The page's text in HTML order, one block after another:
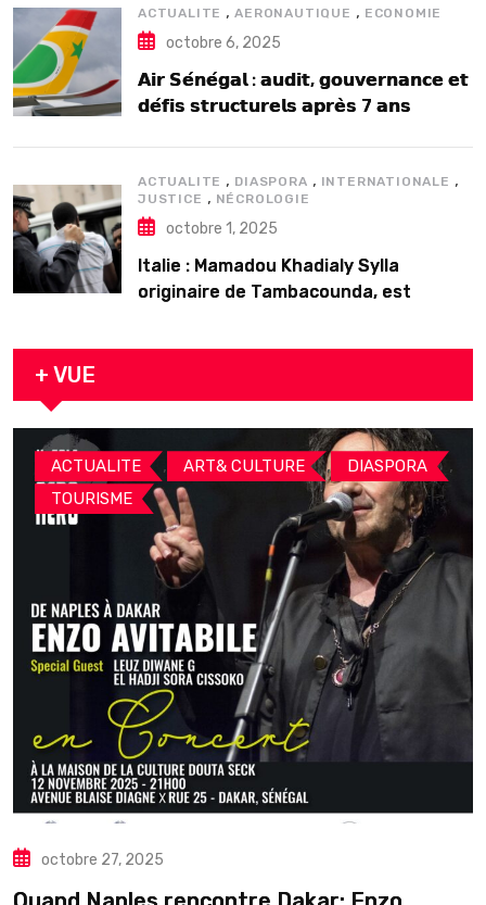
ACTUALITE ,AERONAUTIQUE , ECONOMIE
octobre 6, 2025
𝗔𝗶𝗿 𝗦𝗲́𝗻𝗲́𝗴𝗮𝗹 : 𝗮𝘂𝗱𝗶𝘁, 𝗴𝗼𝘂𝘃𝗲𝗿𝗻𝗮𝗻𝗰𝗲 𝗲𝘁
𝗱𝗲́𝗳𝗶𝘀 𝘀𝘁𝗿𝘂𝗰𝘁𝘂𝗿𝗲𝗹𝘀 𝗮𝗽𝗿𝗲̀𝘀 7 𝗮𝗻𝘀
ACTUALITE , DIASPORA , INTERNATIONALE ,
JUSTICE , NÉCROLOGIE
octobre 1, 2025
Italie : Mamadou Khadialy Sylla
originaire de Tambacounda, est
arrestation
+ VUE
ACTUALITE , ART& CULTURE , DIASPORA ,
TOURISME
octobre 27, 2025